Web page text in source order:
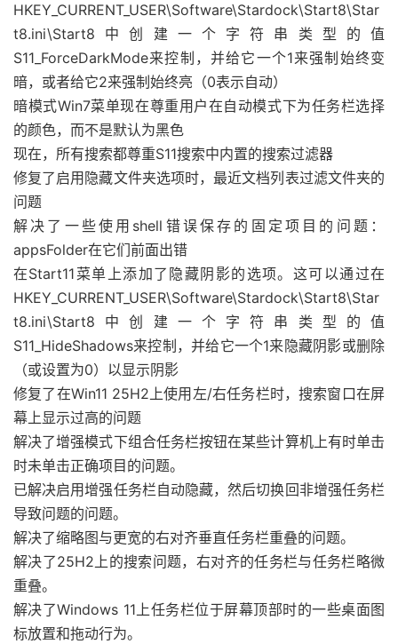
HKEY_CURRENT_USER\Software\Stardock\Start8\Star
t8.ini\Start8中创建一个字符串类型的值
S11_ForceDarkMode来控制，并给它一个1来强制始终变
暗，或者给它2来强制始终亮（0表示自动）
暗模式Win7菜单现在尊重用户在自动模式下为任务栏选择
的颜色，而不是默认为黑色
现在，所有搜索都尊重S11搜索中内置的搜索过滤器
修复了启用隐藏文件夹选项时，最近文档列表过滤文件夹的
问题
解决了一些使用shell错误保存的固定项目的问题：
appsFolder在它们前面出错
在Start11菜单上添加了隐藏阴影的选项。这可以通过在
HKEY_CURRENT_USER\Software\Stardock\Start8\Star
t8.ini\Start8中创建一个字符串类型的值
S11_HideShadows来控制，并给它一个1来隐藏阴影或删除
（或设置为0）以显示阴影
修复了在Win11 25H2上使用左/右任务栏时，搜索窗口在屏
幕上显示过高的问题
解决了增强模式下组合任务栏按钮在某些计算机上有时单击
时未单击正确项目的问题。
已解决启用增强任务栏自动隐藏，然后切换回非增强任务栏
导致问题的问题。
解决了缩略图与更宽的右对齐垂直任务栏重叠的问题。
解决了25H2上的搜索问题，右对齐的任务栏与任务栏略微
重叠。
解决了Windows 11上任务栏位于屏幕顶部时的一些桌面图
标放置和拖动行为。